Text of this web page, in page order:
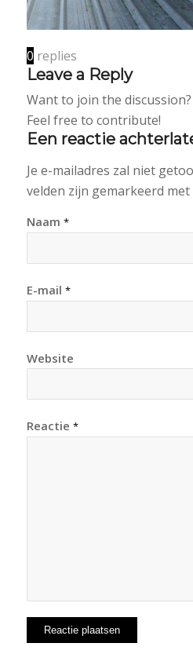
0 replies
Leave a Reply
Want to join the discussion?
Feel free to contribute!
Een reactie
Je e-mailadres zal niet
velden zijn gemarkeerd met
Naam *
E-mail *
Website
Reactie *